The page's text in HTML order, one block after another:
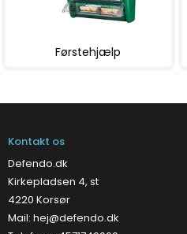
Førstehjælp
Kontakt os
Defendo.dk
Kirkepladsen 4, st
4220 Korsør
Mail: hej@defendo.dk